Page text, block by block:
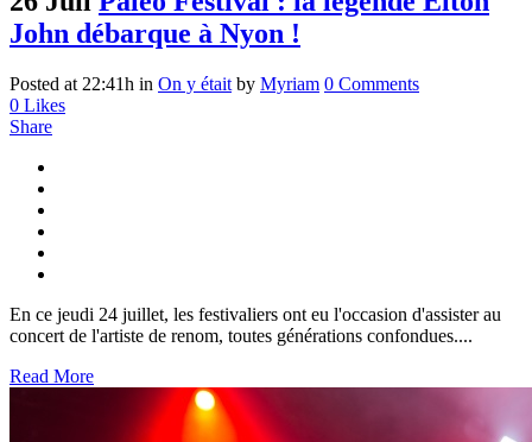
John débarque à Nyon !
Posted at 22:41h in On y était by Myriam 0 Comments
0 Likes
Share
En ce jeudi 24 juillet, les festivaliers ont eu l'occasion d'assister au
concert de l'artiste de renom, toutes générations confondues....
Read More